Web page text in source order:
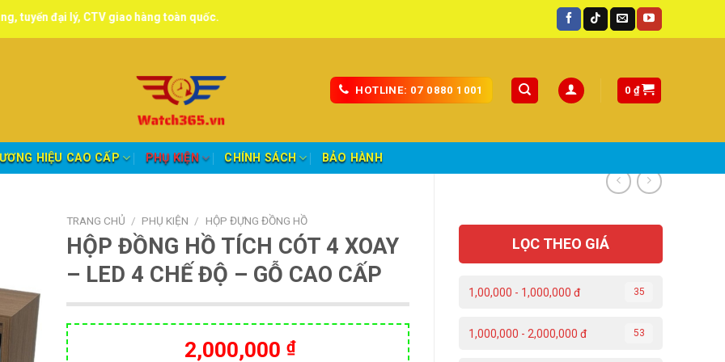
lý, CTV giao hàng toàn quốc.
HOTLINE: 07 0880 1001 0 ₫
HIỆU CAO CẤP PHỤ KIỆN CHÍNH SÁCH BẢO HÀNH
LỌC THEO GIÁ
1,00,000 - 1,000,000 đ 35
1,000,000 - 2,000,000 đ 53
TRANG CHỦ / PHỤ KIỆN / HỘP ĐỰNG ĐỒNG HỒ
HỘP ĐỒNG HỒ TÍCH CÓT 4 XOAY
– LED 4 CHẾ ĐỘ – GỖ CAO CẤP
2,000,000 ₫